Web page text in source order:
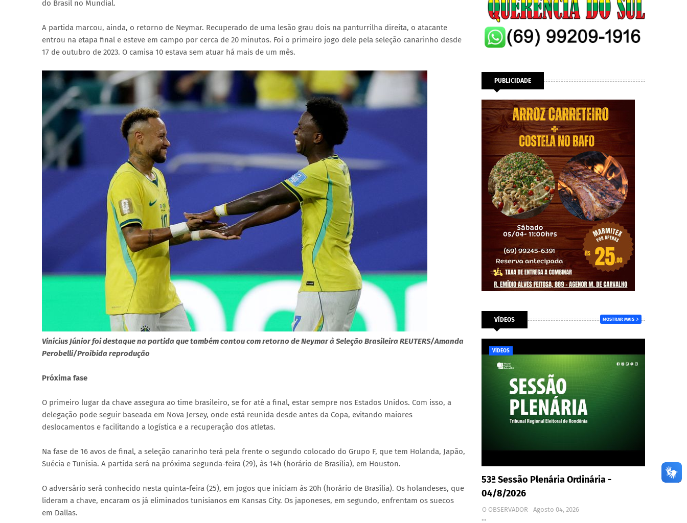
do Brasil no Mundial.
A partida marcou, ainda, o retorno de Neymar. Recuperado de uma lesão grau dois na panturrilha direita, o atacante
entrou na etapa final e esteve em campo por cerca de 20 minutos. Foi o primeiro jogo dele pela seleção canarinho desde
17 de outubro de 2023. O camisa 10 estava sem atuar há mais de um mês.
Vinícius Júnior foi destaque na partida que também contou com retorno de Neymar à Seleção Brasileira REUTERS/Amanda
Perobelli/Proibida reprodução
Próxima fase
O primeiro lugar da chave assegura ao time brasileiro, se for até a final, estar sempre nos Estados Unidos. Com isso, a
delegação pode seguir baseada em Nova Jersey, onde está reunida desde antes da Copa, evitando maiores
deslocamentos e facilitando a logística e a recuperação dos atletas.
Na fase de 16 avos de final, a seleção canarinho terá pela frente o segundo colocado do Grupo F, que tem Holanda, Japão,
Suécia e Tunísia. A partida será na próxima segunda-feira (29), às 14h (horário de Brasília), em Houston.
O adversário será conhecido nesta quinta-feira (25), em jogos que iniciam às 20h (horário de Brasília). Os holandeses, que
lideram a chave, encaram os já eliminados tunisianos em Kansas City. Os japoneses, em segundo, enfrentam os suecos
em Dallas.
PUBLICIDADE
VÍDEOS MOSTRAR MAIS
VÍDEOS
53ª Sessão Plenária Ordinária -
04/8/2026
O OBSERVADOR
Agosto 04, 2026
…